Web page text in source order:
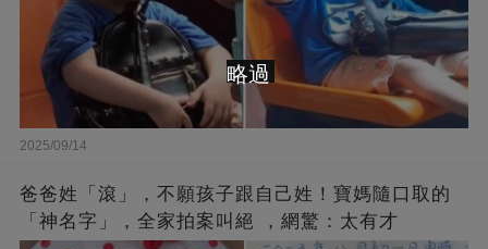
2025/09/14
爸爸姓「滾」，不願孩子跟自己姓！寶媽隨口取的
「神名字」，全家拍案叫絕 ，網驚：太有才
略過